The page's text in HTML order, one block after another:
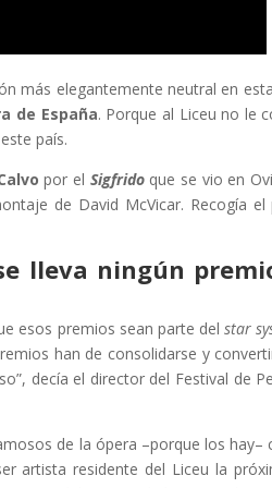
más elegantemente neutral en
de España. Porque al Liceu no le
país.
por el Sigfrido que se vio en
de David McVicar. Recogía
lleva ningún
esos premios sean parte delstar
han de consolidarse y
decía el director del Festival de
de la ópera –porque los hay–
artista residente del Liceu la